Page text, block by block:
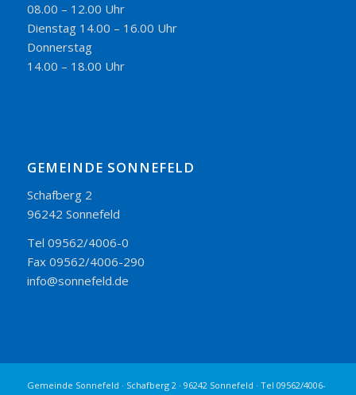
08.00 – 12.00 Uhr
Dienstag 14.00 – 16.00 Uhr
Donnerstag
14.00 – 18.00 Uhr
GEMEINDE SONNEFELD
Schafberg 2
96242 Sonnefeld
Tel 09562/4006-0
Fax 09562/4006-290
info@sonnefeld.de
Gemeinde Sonnefeld · Schafberg 2 · 96242 Sonnefeld · Tel 09562/4006-